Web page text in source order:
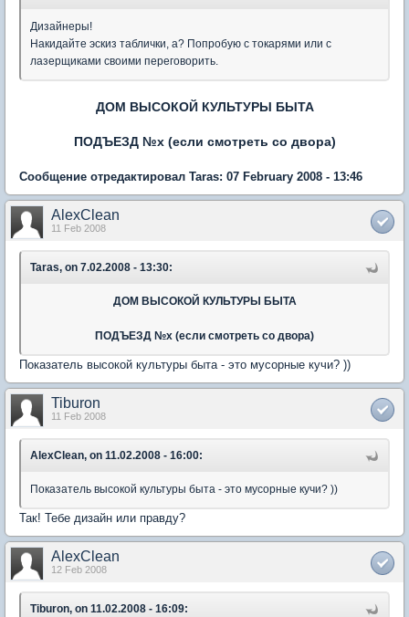
Дизайнеры!
Накидайте эскиз таблички, а? Попробую с токарями или с
лазерщиками своими переговорить.
ДОМ ВЫСОКОЙ КУЛЬТУРЫ БЫТА
ПОДЪЕЗД №x (если смотреть со двора)
Сообщение отредактировал Taras: 07 February 2008 - 13:46
AlexClean
11 Feb 2008
Taras, on 7.02.2008 - 13:30:
ДОМ ВЫСОКОЙ КУЛЬТУРЫ БЫТА
ПОДЪЕЗД №x (если смотреть со двора)
Показатель высокой культуры быта - это мусорные кучи? ))
Tiburon
11 Feb 2008
AlexClean, on 11.02.2008 - 16:00:
Показатель высокой культуры быта - это мусорные кучи? ))
Так! Тебе дизайн или правду?
AlexClean
12 Feb 2008
Tiburon, on 11.02.2008 - 16:09: